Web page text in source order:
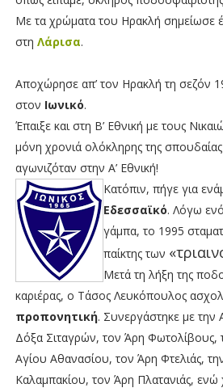
Με τα χρώματα του Ηρακλή σημείωσε
στη Λάρισα.
Αποχώρησε απ’ τον Ηρακλή τη σεζόν
στον Ιωνικό.
Έπαιξε και στη Β’ Εθνική με τους
μόνη χρονιά ολόκληρης της
αγωνιζόταν στην Α’ Εθνική!
Κατόπιν, πήγε για
Εδεσσαϊκό. Λόγω
γάμπα, το 1995
παίκτης των
Μετά τη λήξη της
καριέρας, ο Τάσος Λευκόπουλος
προπονητική. Συνεργάστηκε με την
Δόξα Σιταγρών, τον Άρη
Αγίου Αθανασίου, τον Άρη Φτελιάς,
Καλαμπακίου, τον Άρη Πλατανιάς, ενώ